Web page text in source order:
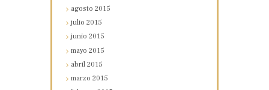
agosto2015
julio2015
junio2015
mayo2015
abril2015
marzo2015